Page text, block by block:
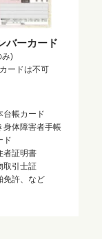
バーカード
み)
ードは不可
台帳カード
身体障害者手帳
ド
者証明書
取引士証
免許、など